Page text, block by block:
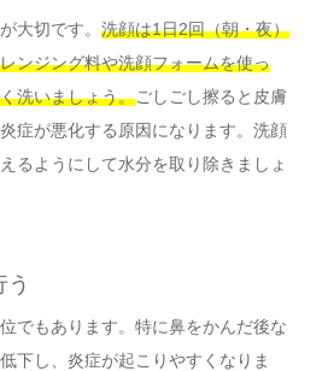
大切です。 洗顔は1日2回（朝・夜）
ンジング料や洗顔フォームを使っ
洗いましょう。ごしごし擦ると皮膚
症が悪化する原因になります。洗顔
るようにして水分を取り除きましょ
う
でもあります。特に鼻をかんだ後な
下し、炎症が起こりやすくなりま